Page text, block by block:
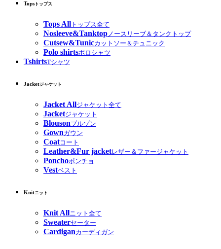
Tops トップス
Tops All トップス全て
Nosleeve&Tanktop ノースリーブ＆タンクトップ
Cutsew&Tunicカットソー＆チュニック
Polo shirtsポロシャツ
TshirtsTシャツ
Jacketジャケット
Jacket Allジャケット全て
Jacketジャケット
Blousonブルゾン
Gownガウン
Coatコート
Leather&Fur jacketレザー＆ファージャケット
Ponchoポンチョ
Vestベスト
Knitニット
Knit Allニット全て
Sweaterセーター
Cardiganカーディガン